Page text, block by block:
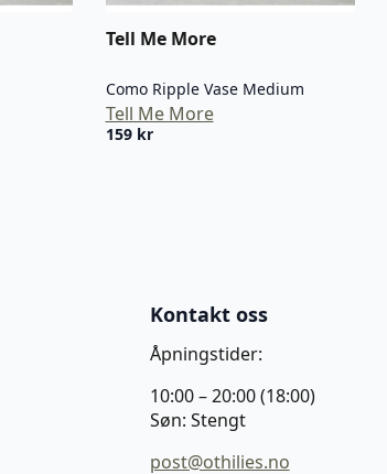
Tell Me More
Como Ripple Vase Medium
Tell Me More
159 kr
Kontakt oss
Åpningstider:
10:00 – 20:00 (18:00)
Søn: Stengt
post@othilies.no